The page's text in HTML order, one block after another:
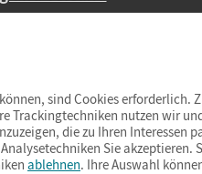
EUR Bestellwert liefern
in 3–6 Tagen).
sind Cookies erforderlich.
Trackingtechniken nutzen wir
die zu Ihren Interessen
Sie akzeptieren.
ablehnen. Ihre Auswahl